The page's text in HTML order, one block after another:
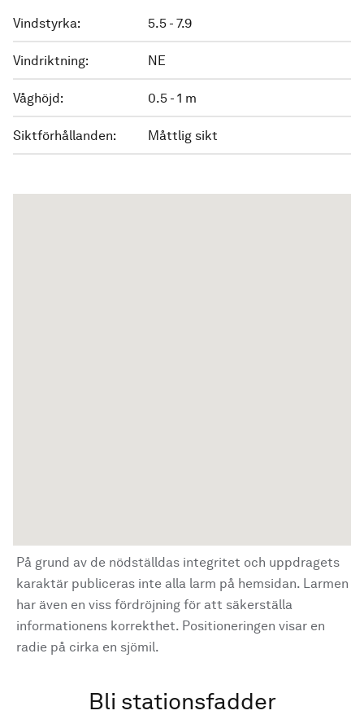
Vindstyrka: 5.5 - 7.9
Vindriktning: NE
Våghöjd: 0.5 - 1 m
Siktförhållanden: Måttlig sikt
På grund av de nödställdas integritet och uppdragets
karaktär publiceras inte alla larm på hemsidan. Larmen
har även en viss fördröjning för att säkerställa
informationens korrekthet. Positioneringen visar en
radie på cirka en sjömil.
Bli stationsfadder